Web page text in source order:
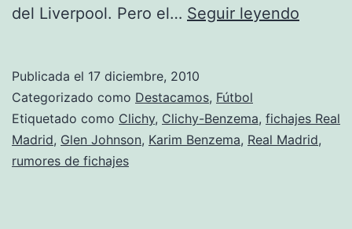
del Liverpool. Pero el… Seguir leyendo
Madrid
y
Publicada el 17 diciembre, 2010
Categorizado como Destacamos, Fútbol
Etiquetado como Clichy, Clichy-Benzema, fichajes Real
Madrid, Glen Johnson, Karim Benzema, Real Madrid,
rumores de fichajes